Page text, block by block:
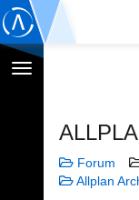
Přepnout
Forum
Allplan